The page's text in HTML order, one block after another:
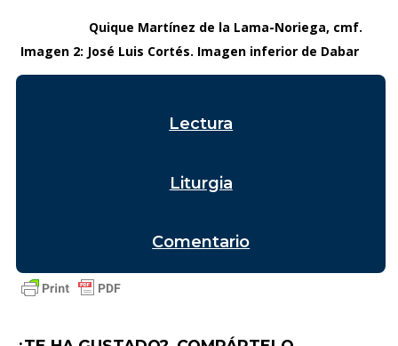
Quique Martínez de la Lama-Noriega, cmf.
Imagen 2: José Luis Cortés. Imagen inferior de Dabar
Lectura
Liturgia
Comentario